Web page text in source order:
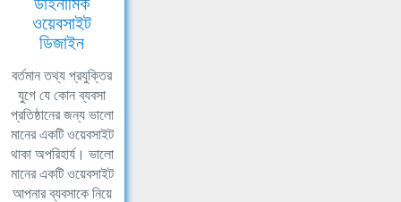
ওয়েবসাইট
ডিজাইন
বর্তমান তথ্য প্রযুক্তির
যুগে যে কোন ব্যবসা
প্রতিষ্ঠানের জন্য ভালো
মানের একটি ওয়েবসাইট
থাকা অপরিহার্য। ভালো
মানের একটি ওয়েবসাইট
আপনার ব্যবসাকে নিয়ে